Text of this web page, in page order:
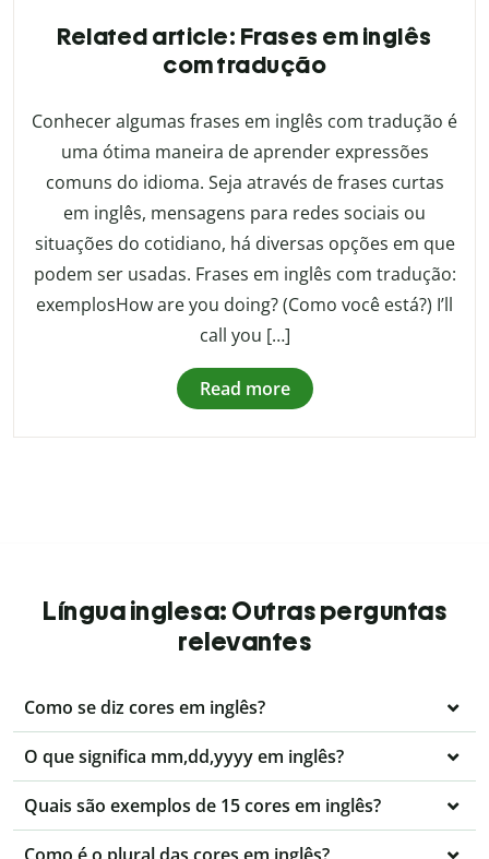
Related article: Frases em inglês
com tradução
Conhecer algumas frases em inglês com tradução é
uma ótima maneira de aprender expressões
comuns do idioma. Seja através de frases curtas
em inglês, mensagens para redes sociais ou
situações do cotidiano, há diversas opções em que
podem ser usadas. Frases em inglês com tradução:
exemplosHow are you doing? (Como você está?) I’ll
call you […]
Read more
Língua inglesa: Outras perguntas
relevantes
Como se diz cores em inglês?
O que significa mm,dd,yyyy em inglês?
Quais são exemplos de 15 cores em inglês?